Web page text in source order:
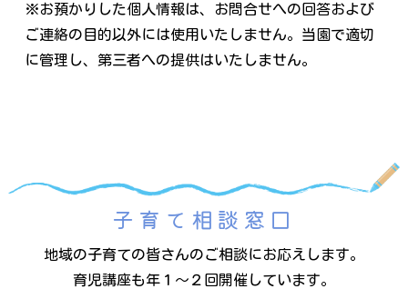
※お預かりした個人情報は、お問合せへの回答および
ご連絡の目的以外には使用いたしません。当園で適切
に管理し、第三者への提供はいたしません。
子育て相談窓口
地域の子育ての皆さんのご相談にお応えします。
育児講座も年１～２回開催しています。